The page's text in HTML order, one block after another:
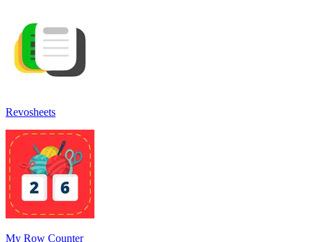
Revosheets
My Row Counter